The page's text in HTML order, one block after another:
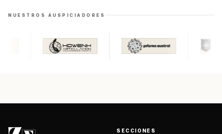
NUESTROS AUSPICIADORES
SECCIONES